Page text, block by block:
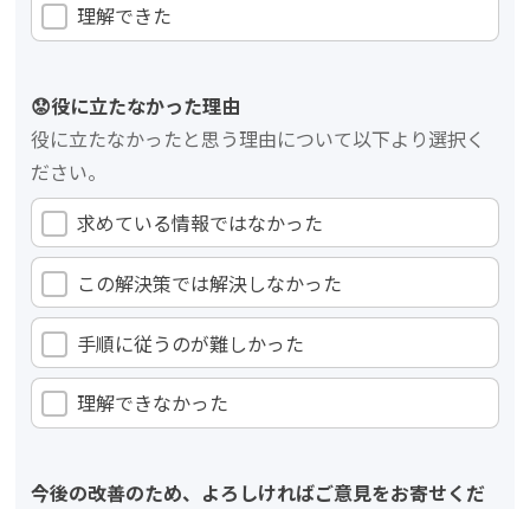
理解できた
😟役に立たなかった理由
役に立たなかったと思う理由について以下より選択く
ださい。
求めている情報ではなかった
この解決策では解決しなかった
手順に従うのが難しかった
理解できなかった
今後の改善のため、よろしければご意見をお寄せくだ